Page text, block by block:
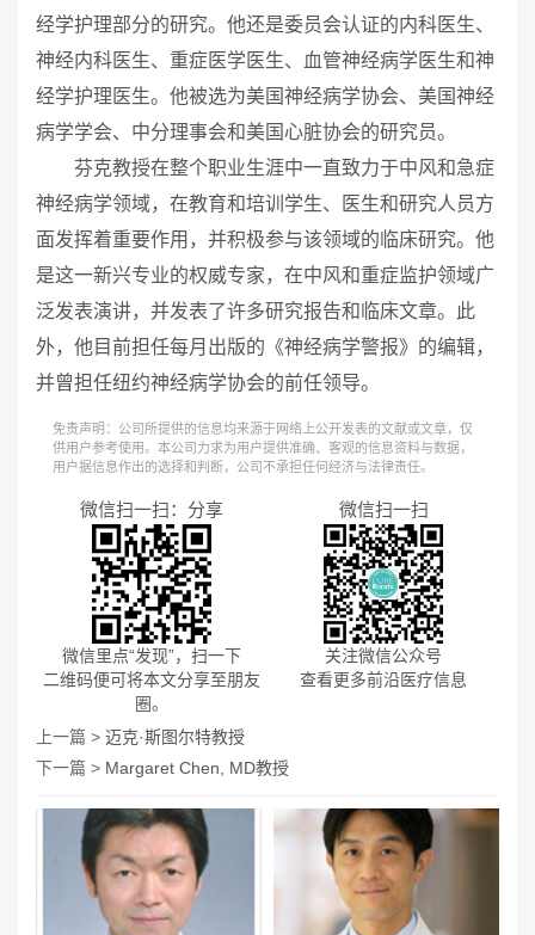
经学护理部分的研究。他还是委员会认证的内科医生、
神经内科医生、重症医学医生、血管神经病学医生和神
经学护理医生。他被选为美国神经病学协会、美国神经
病学学会、中分理事会和美国心脏协会的研究员。
芬克教授在整个职业生涯中一直致力于中风和急症
神经病学领域，在教育和培训学生、医生和研究人员方
面发挥着重要作用，并积极参与该领域的临床研究。他
是这一新兴专业的权威专家，在中风和重症监护领域广
泛发表演讲，并发表了许多研究报告和临床文章。此
外，他目前担任每月出版的《神经病学警报》的编辑，
并曾担任纽约神经病学协会的前任领导。
免责声明：公司所提供的信息均来源于网络上公开发表的文献或文章，仅
供用户参考使用。本公司力求为用户提供准确、客观的信息资料与数据，
用户据信息作出的选择和判断，公司不承担任何经济与法律责任。
微信扫一扫：分享
微信里点“发现”，扫一下
二维码便可将本文分享至朋友
圈。
微信扫一扫
关注微信公众号
查看更多前沿医疗信息
上一篇 > 迈克·斯图尔特教授
下一篇 > Margaret Chen, MD教授